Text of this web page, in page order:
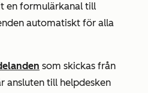
en formulärkanal till
automatiskt för alla
som skickas från
ansluten till helpdesken